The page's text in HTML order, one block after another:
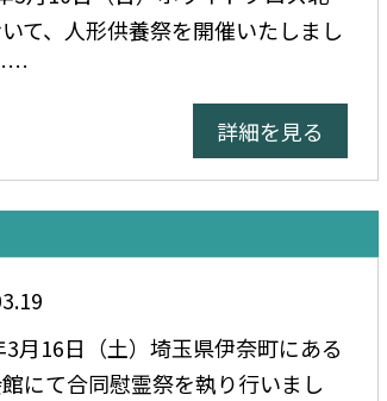
て、人形供養祭を開催いたしまし
詳細を見る
3月16日（土）埼玉県伊奈町にある
にて合同慰霊祭を執り行いまし